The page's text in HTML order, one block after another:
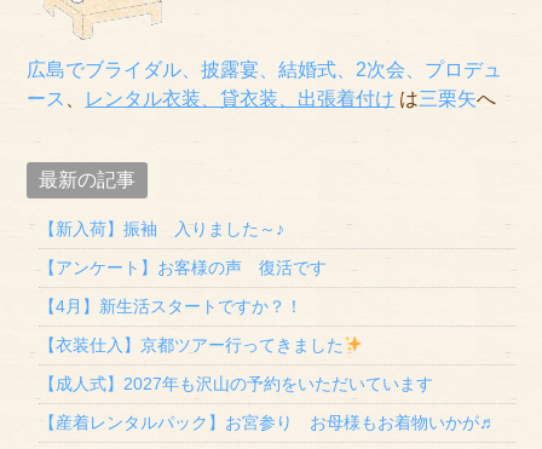
広島でブライダル、披露宴、結婚式、2次会、プロデュ
ース
レンタル衣装、貸衣装 、出張着付け は三栗矢へ
最新の記事
【新入荷】振袖 入りました～♪
【アンケート】お客様の声 復活です
【4月】新生活スタートですか？！
【衣装仕入】京都ツアー行ってきました
【成人式】2027年も沢山の予約をいただいています
【産着レンタルパック】お宮参り お母様もお着物いかが♬